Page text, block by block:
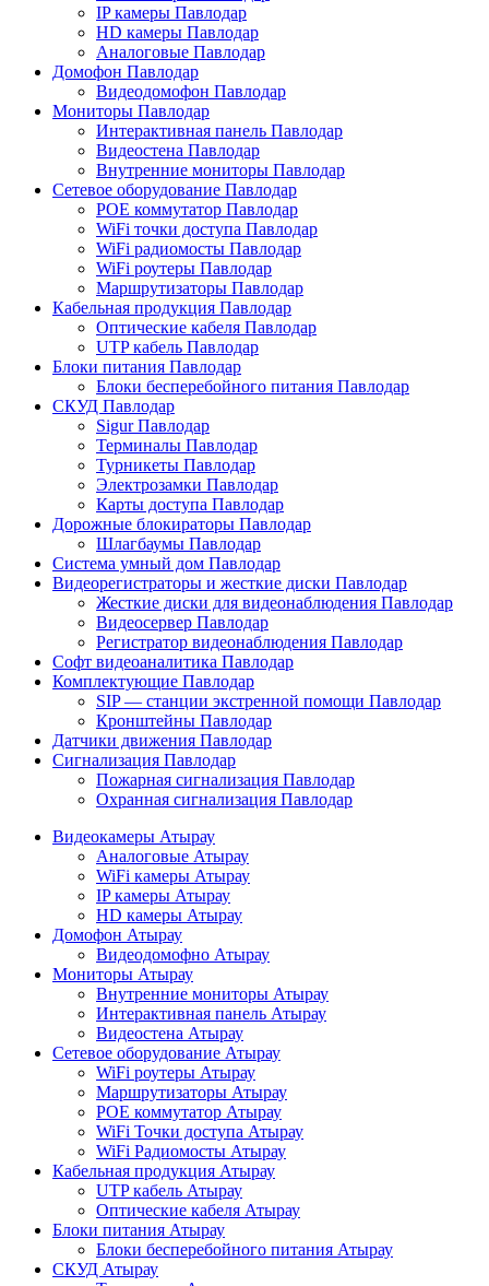
IP камеры Павлодар
HD камеры Павлодар
Аналоговые Павлодар
Домофон Павлодар
Видеодомофон Павлодар
Мониторы Павлодар
Интерактивная панель Павлодар
Видеостена Павлодар
Внутренние мониторы Павлодар
Сетевое оборудование Павлодар
POE коммутатор Павлодар
WiFi точки доступа Павлодар
WiFi радиомосты Павлодар
WiFi роутеры Павлодар
Маршрутизаторы Павлодар
Кабельная продукция Павлодар
Оптические кабеля Павлодар
UTP кабель Павлодар
Блоки питания Павлодар
Блоки бесперебойного питания Павлодар
СКУД Павлодар
Sigur Павлодар
Терминалы Павлодар
Турникеты Павлодар
Электрозамки Павлодар
Карты доступа Павлодар
Дорожные блокираторы Павлодар
Шлагбаумы Павлодар
Система умный дом Павлодар
Видеорегистраторы и жесткие диски Павлодар
Жесткие диски для видеонаблюдения Павлодар
Видеосервер Павлодар
Регистратор видеонаблюдения Павлодар
Софт видеоаналитика Павлодар
Комплектующие Павлодар
SIP — станции экстренной помощи Павлодар
Кронштейны Павлодар
Датчики движения Павлодар
Сигнализация Павлодар
Пожарная сигнализация Павлодар
Охранная сигнализация Павлодар
Видеокамеры Атырау
Аналоговые Атырау
WiFi камеры Атырау
IP камеры Атырау
HD камеры Атырау
Домофон Атырау
Видеодомофно Атырау
Мониторы Атырау
Внутренние мониторы Атырау
Интерактивная панель Атырау
Видеостена Атырау
Сетевое оборудование Атырау
WiFi роутеры Атырау
Маршрутизаторы Атырау
POE коммутатор Атырау
WiFi Точки доступа Атырау
WiFi Радиомосты Атырау
Кабельная продукция Атырау
UTP кабель Атырау
Оптические кабеля Атырау
Блоки питания Атырау
Блоки бесперебойного питания Атырау
СКУД Атырау